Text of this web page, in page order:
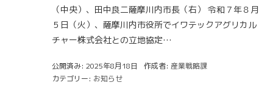
（中央）、田中良二薩摩川内市長（右） 令和７年８月
５日（火）、薩摩川内市役所でイワテックアグリカル
チャー株式会社との立地協定…
公開済み: 2025年8月18日 作成者: 産業戦略課
カテゴリー: お知らせ